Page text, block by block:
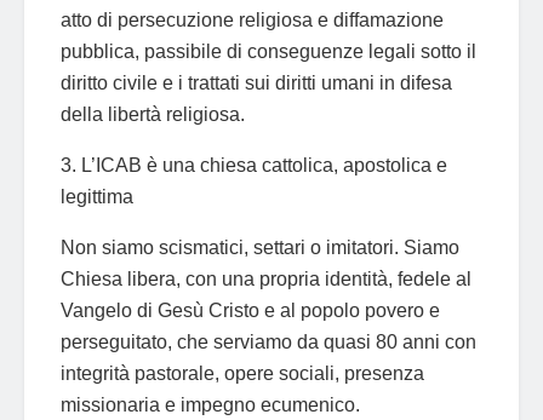
atto di persecuzione religiosa e diffamazione
pubblica, passibile di conseguenze legali sotto il
diritto civile e i trattati sui diritti umani in difesa
della libertà religiosa.
3. L’ICAB è una chiesa cattolica, apostolica e
legittima
Non siamo scismatici, settari o imitatori. Siamo
Chiesa libera, con una propria identità, fedele al
Vangelo di Gesù Cristo e al popolo povero e
perseguitato, che serviamo da quasi 80 anni con
integrità pastorale, opere sociali, presenza
missionaria e impegno ecumenico.